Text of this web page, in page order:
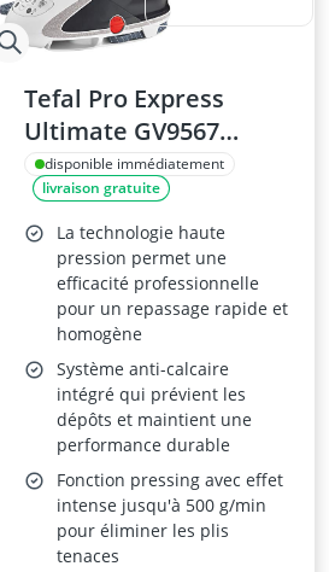
Tefal Pro Express
Ultimate GV9567
Centrale Vapeur
disponible immédiatement
livraison gratuite
La technologie haute
pression permet une
efficacité professionnelle
pour un repassage rapide et
homogène
Système anti-calcaire
intégré qui prévient les
dépôts et maintient une
performance durable
Fonction pressing avec effet
intense jusqu'à 500 g/min
pour éliminer les plis
tenaces